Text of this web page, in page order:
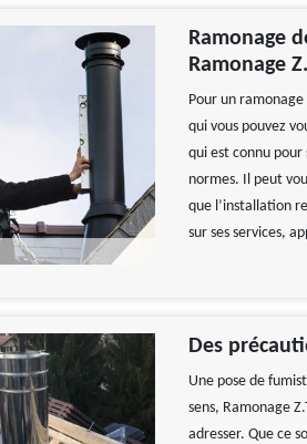
Ramonage
Ramonage
Pour un
qui vous pouvez
qui est connu pour
normes. Il peut
que l’installation
sur ses services,
Des
Une pose de
sens, Ramonage
adresser. Que ce